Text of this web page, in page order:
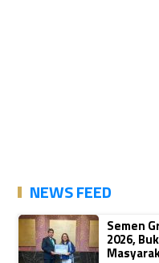
NEWS FEED
Semen
2026,